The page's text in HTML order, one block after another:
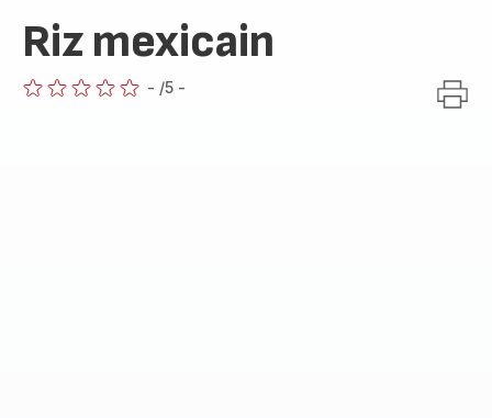
Riz mexicain
- /5 -